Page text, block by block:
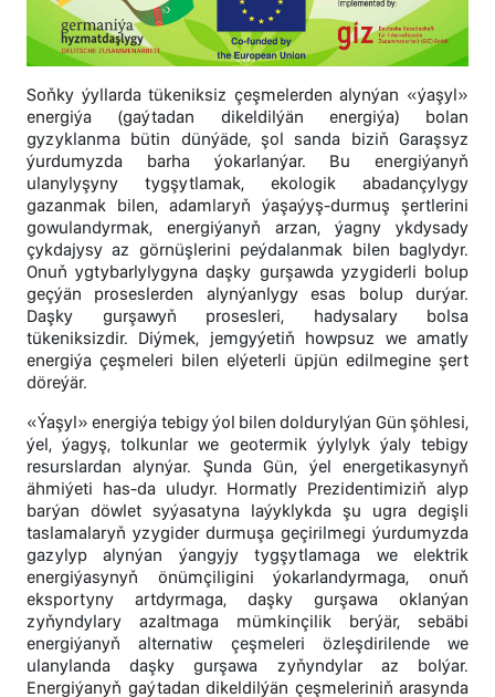
Soňky ýyllarda tükeniksiz çeşmelerden alynýan «ýaşyl»
energiýa (gaýtadan dikeldilýän energiýa) bolan
gyzyklanma bütin dünýäde, şol sanda biziň Garaşsyz
ýurdumyzda barha ýokarlanýar. Bu energiýanyň
ulanylyşyny tygşytlamak, ekologik abadançylygy
gazanmak bilen, adamlaryň ýaşaýyş-durmuş şertlerini
gowulandyrmak, energiýanyň arzan, ýagny ykdysady
çykdajysy az görnüşlerini peýdalanmak bilen baglydyr.
Onuň ygtybarlylygyna daşky gurşawda yzygiderli bolup
geçýän proseslerden alynýanlygy esas bolup durýar.
Daşky gurşawyň prosesleri, hadysalary bolsa
tükeniksizdir. Diýmek, jemgyýetiň howpsuz we amatly
energiýa çeşmeleri bilen elýeterli üpjün edilmegine şert
döreýär.
«Ýaşyl» energiýa tebigy ýol bilen doldurylýan Gün şöhlesi,
ýel, ýagyş, tolkunlar we geotermik ýylylyk ýaly tebigy
resurslardan alynýar. Şunda Gün, ýel energetikasynyň
ähmiýeti has-da uludyr. Hormatly Prezidentimiziň alyp
barýan döwlet syýasatyna laýyklykda şu ugra degişli
taslamalaryň yzygider durmuşa geçirilmegi ýurdumyzda
gazylyp alynýan ýangyjy tygşytlamaga we elektrik
energiýasynyň önümçiligini ýokarlandyrmaga, onuň
eksportyny artdyrmaga, daşky gurşawa oklanýan
zyňyndylary azaltmaga mümkinçilik berýär, sebäbi
energiýanyň alternatiw çeşmeleri özleşdirilende we
ulanylanda daşky gurşawa zyňyndylar az bolýar.
Energiýanyň gaýtadan dikeldilýän çeşmeleriniň arasynda